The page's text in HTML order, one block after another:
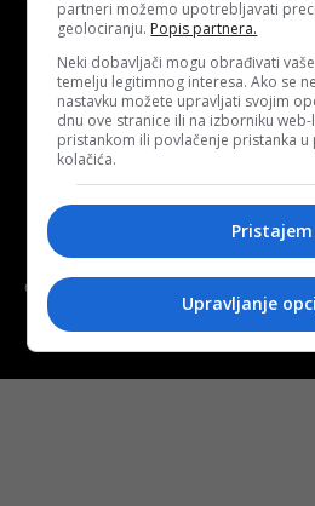
Kontakt O nama
Uslovi korištenja
Politika kolačića (eng. cookies)
Copyright © 2026 D.S.O. PROMUS
Multimedia
partneri možemo upotrebljavati
geolociranju. Popis partnera.
Neki dobavljači mogu obrađivati
temelju legitimnog interesa. Ako se
nastavku možete upravljati svojim
dnu ove stranice ili na izborniku
pristankom ili povlačenje pristanka
kolačića.
Pristajem
Upravljanje